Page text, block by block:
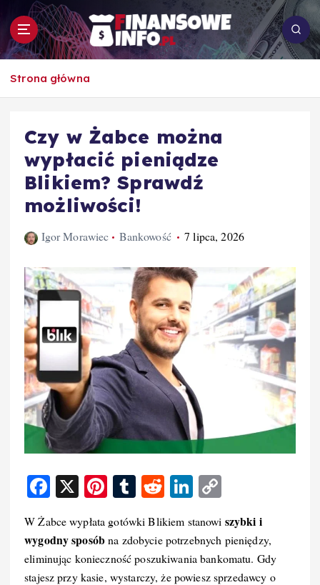
p
To i owo o rachunkowości, pracy, biznesie i
Strona główna
Czy w Żabce można
wypłacić pieniądze
Blikiem? Sprawdź
możliwości!
Igor Morawiec Bankowość 7 lipca, 2026
F
c
e
b
X
Pi
er
e
st
T
m
bl
r
R
d
di
t
Li
k
e
d
p
y
Li
W Żabce wypłata gotówki Blikiem stanowi szybki i
wygodny sposóbna zdobycie potrzebnych pieniędzy,
eliminując konieczność poszukiwania bankomatu. Gdy
stajesz przy kasie, wystarczy, że powiesz sprzedawcy o